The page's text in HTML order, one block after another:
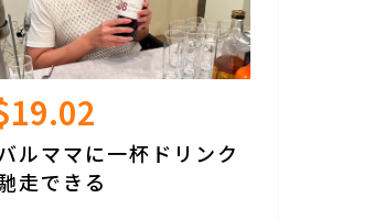
ルママに一杯ドリンク
走できる